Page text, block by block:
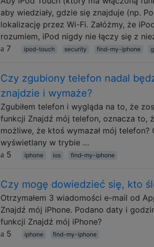
aby wiedziały, gdzie się znajduje (np.
lokalizację przez Wi-Fi. Załóżmy, że
rozumiem, iPod nigdy nie łączy się z
7
ipod-touch security find-my-iphone
Czy zgubiony telefon nadal
znajdzie i wymaże?
Zgubiłem telefon i wygląda na to, że
funkcji Znajdź mój telefon, oznacza to,
możliwe, że ktoś wymazał mój telefon?
wyświetlany w trybie …
5
iphone ios find-my-iphone
Czy mogę dowiedzieć się, kto
Otrzymałem 3 wiadomości e-mail od
Znajdź mój iPhone. Podano daty i
funkcji Znajdź mój iPhone?
5
iphone find-my-iphone